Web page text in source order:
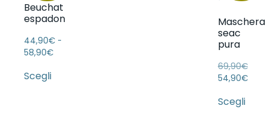
Beuchat
espadon
44,90€ -
58,90€
Scegli
Maschera
seac
pura
69,90€
54,90€
Scegli